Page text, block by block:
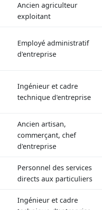
Ancien agriculteur
exploitant
Employé administratif
d'entreprise
Ingénieur et cadre
technique d'entreprise
Ancien artisan,
commerçant, chef
d'entreprise
Personnel des services
directs aux particuliers
Ingénieur et cadre